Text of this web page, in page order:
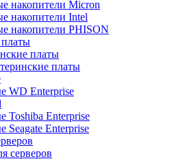
накопители Micron
накопители Intel
накопители PHISON
платы
платы
WD Enterprise
Toshiba Enterprise
Seagate Enterprise
серверов